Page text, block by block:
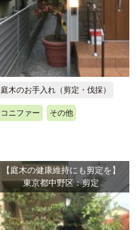
庭木のお手入れ（剪定・伐採）
コニファー その他
【庭木の健康維持にも剪定を】
東京都中野区：剪定